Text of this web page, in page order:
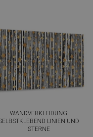
WANDVERKLEIDUNG
LINIEN UND
STERNE